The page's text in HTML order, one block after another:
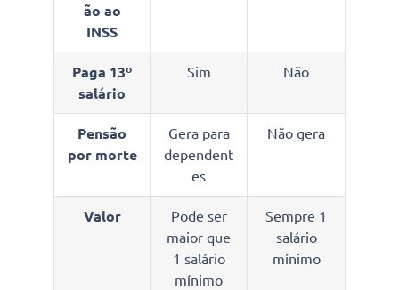
ão ao
INSS
Paga 13º
salário
Sim Não
Pensão
por morte
Gera para
dependent
es
Não gera
Valor
Pode ser
maior que
1 salário
mínimo
Sempre 1
salário
mínimo